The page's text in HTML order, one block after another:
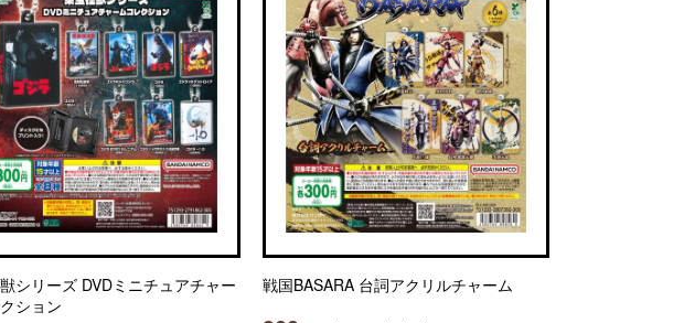
シリーズ DVDミニチュアチャー
ション
戦国BASARA 台詞アクリルチャーム